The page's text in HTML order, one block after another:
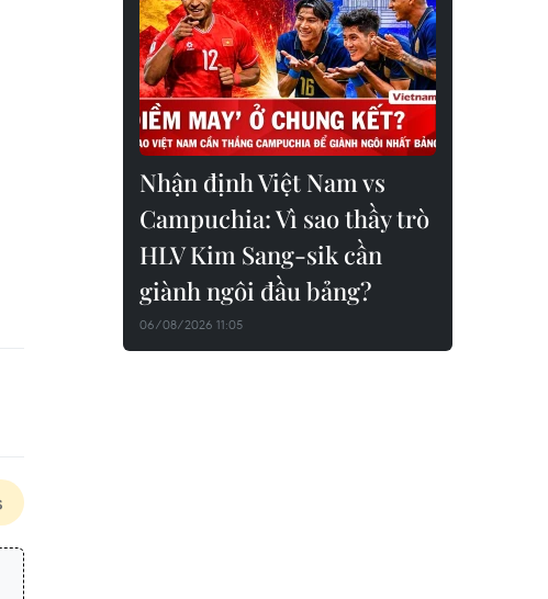
Nhận định Việt Nam vs
Campuchia: Vì sao thầy trò
HLV Kim Sang-sik cần
giành ngôi đầu bảng?
06/08/2026 11:05